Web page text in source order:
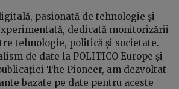
pasionată de tehnologie și
dedicată monitorizării
tehnologie, politică și societate.
de date la POLITICO Europe și
The Pioneer, am dezvoltat
bazate pe date pentru aceste